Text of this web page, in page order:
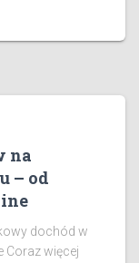
na
– od
dochód w
Coraz więcej